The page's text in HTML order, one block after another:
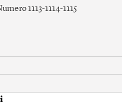
1113-1114-1115